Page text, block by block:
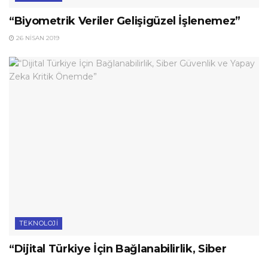
“Biyometrik Veriler Gelişigüzel İşlenemez”
26 NISAN 2019
TEKNOLOJI
“Dijital Türkiye İçin Bağlanabilirlik, Siber